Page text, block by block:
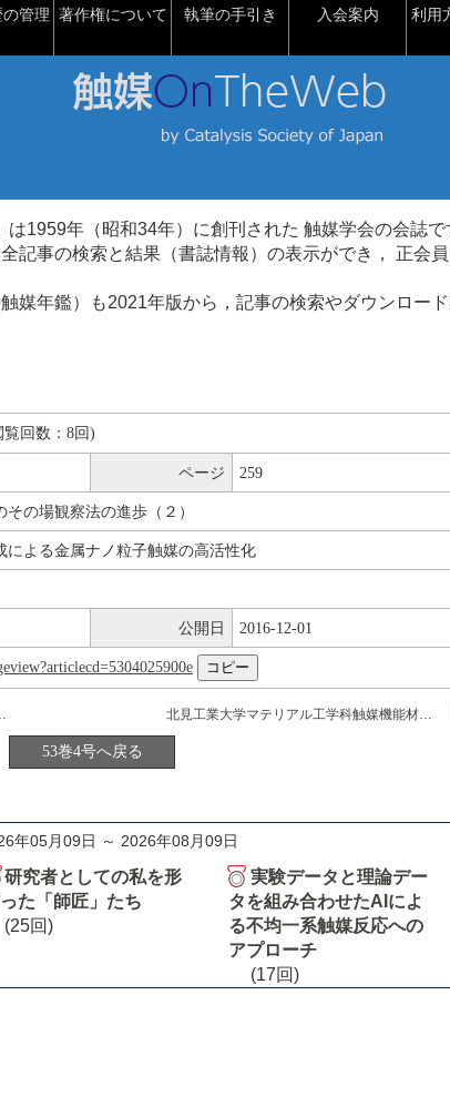
管理 著作権について 執筆の手引き 入会案内 利用
は1959年（昭和34年）に創刊された 触媒学会の会誌で
記事の検索と結果（書誌情報）の表示ができ， 正会
媒年鑑）も2021年版から，記事の検索やダウンロー
覧回数：8回)
ページ 259
その場観察法の進歩（２）
による金属ナノ粒子触媒の高活性化
公開日 2016-12-01
北見工業大学マテリアル工学科触媒機能材料研究室
関する研究動向
53巻4号へ戻る
年05月09日 ～ 2026年08月09日
研究者としての私を形
た「師匠」たち
(25回)
実験データと理論デー
タを組み合わせたAIによ
る不均一系触媒反応への
アプローチ
(17回)